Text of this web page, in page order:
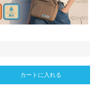
カートに入れる